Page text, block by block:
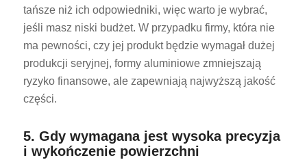
tańsze niż ich odpowiedniki, więc warto je wybrać,
jeśli masz niski budżet. W przypadku firmy, która nie
ma pewności, czy jej produkt będzie wymagał dużej
produkcji seryjnej, formy aluminiowe zmniejszają
ryzyko finansowe, ale zapewniają najwyższą jakość
części.
5. Gdy wymagana jest wysoka precyzja
i wykończenie powierzchni